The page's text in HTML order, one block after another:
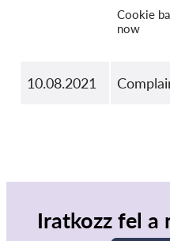
Cookie
now
10.08.2021
Iratkozz fel a